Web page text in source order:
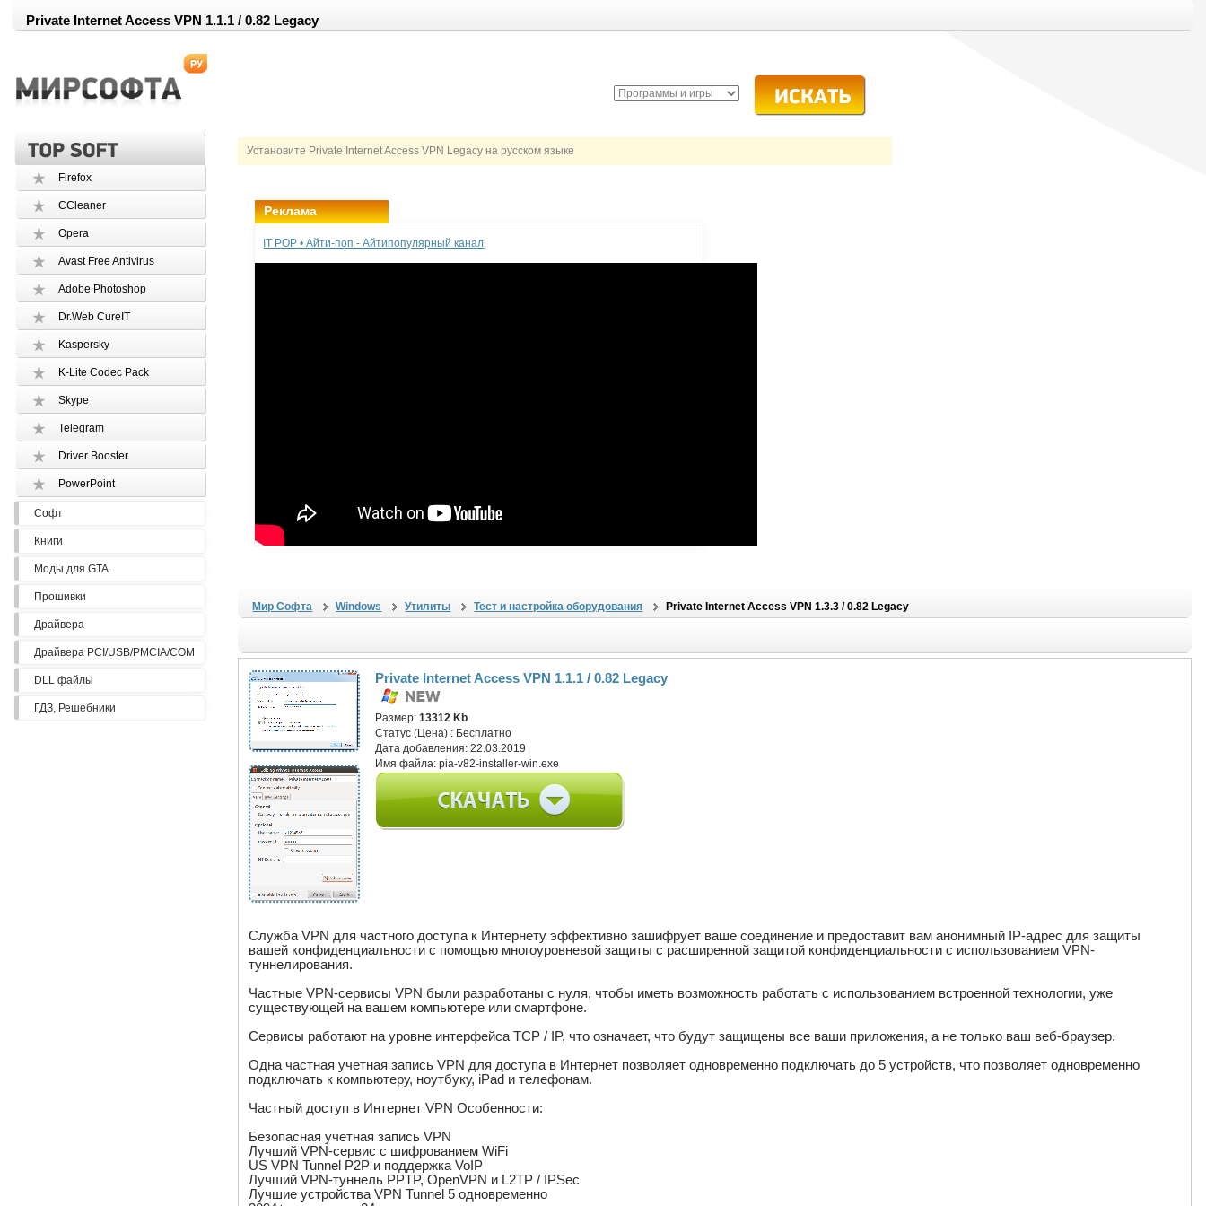
Private Internet Access VPN 1.1.1 / 0.82 Legacy
Установите Private Internet Access VPN Legacy на русском языке
Firefox
CCleaner
Opera
Avast Free Antivirus
Adobe Photoshop
Dr.Web CureIT
Kaspersky
K-Lite Codec Pack
Skype
Telegram
Driver Booster
PowerPoint
Софт
Книги
Моды для GTA
Прошивки
Драйвера
Драйвера PCI/USB/PMCIA/COM
DLL файлы
ГДЗ, Решебники
Реклама
IT POP • Айти-поп - Айтипопулярный канал
Мир Софта Windows Утилиты Тест и настройка оборудования Private Internet Access VPN 1.3.3 / 0.82 Legacy
Private Internet Access VPN 1.1.1 / 0.82 Legacy
Размер:13312 Kb
Статус (Цена) : Бесплатно
Дата добавления:22.03.2019
Имя файла:pia-v82-installer-win.exe
Служба VPN для частного доступа к Интернету эффективно зашифрует ваше соединение и предоставит вам анонимный IP-адрес для защиты
вашей конфиденциальности с помощью многоуровневой защиты с расширенной защитой конфиденциальности с использованием VPN-
туннелирования.
Частные VPN-сервисы VPN были разработаны с нуля, чтобы иметь возможность работать с использованием встроенной технологии, уже
существующей на вашем компьютере или смартфоне.
Сервисы работают на уровне интерфейса TCP / IP, что означает, что будут защищены все ваши приложения, а не только ваш веб-браузер.
Одна частная учетная запись VPN для доступа в Интернет позволяет одновременно подключать до 5 устройств, что позволяет одновременно
подключать к компьютеру, ноутбуку, iPad и телефонам.
Частный доступ в Интернет VPN Особенности:
Безопасная учетная запись VPN
Лучший VPN-сервис с шифрованием WiFi
US VPN Tunnel P2P и поддержка VoIP
Лучший VPN-туннель PPTP, OpenVPN и L2TP / IPSec
Лучшие устройства VPN Tunnel 5 одновременно